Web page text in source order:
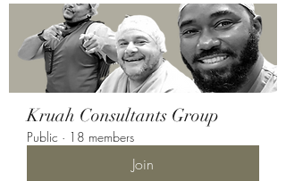
Kruah Consultants Group
Public · 18 members
Join